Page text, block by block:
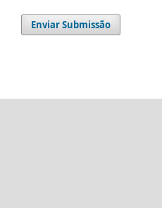
Enviar Submissão